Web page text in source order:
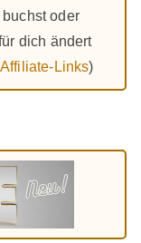
oder
dich ändert
Affiliate-Links)